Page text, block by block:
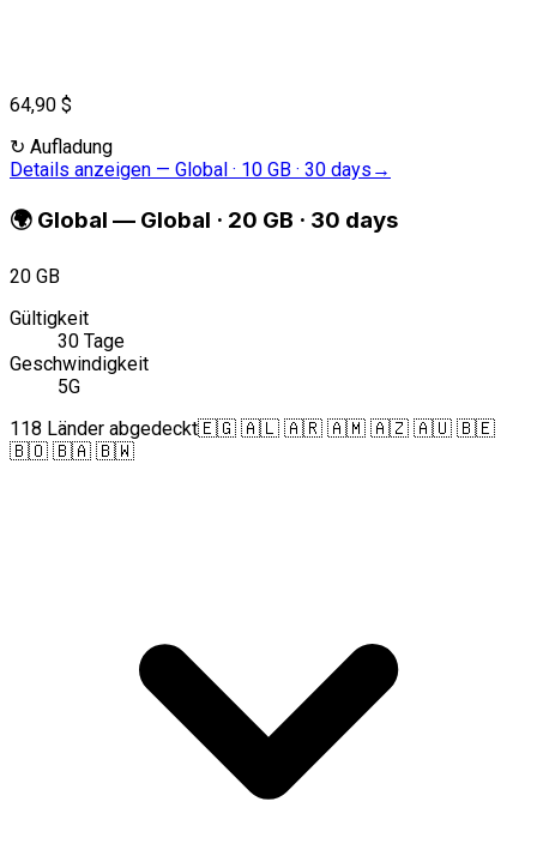
64,90 $
↻ Aufladung
Details anzeigen — Global · 10 GB · 30 days →
🌍 Global — Global · 20 GB · 30 days
20 GB
Gültigkeit
30 Tage
Geschwindigkeit
5G
118 Länder abgedeckt🇪🇬 🇦🇱 🇦🇷 🇦🇲 🇦🇿 🇦🇺 🇧🇪
🇧🇴 🇧🇦 🇧🇼